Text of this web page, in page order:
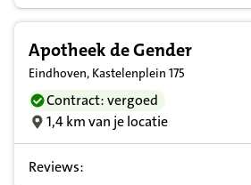
Apotheek de Gender
Eindhoven, Kastelenplein 175
Contract: vergoed
1,4 km van je locatie
Reviews: